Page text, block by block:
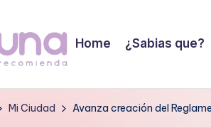
Home ¿Sabias que?
Mi Ciudad Avanza creación del